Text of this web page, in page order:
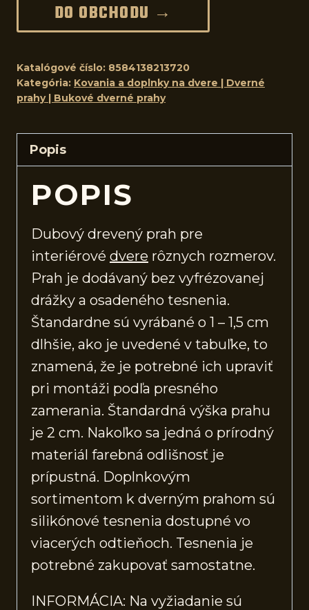
DO OBCHODU →
Katalógové číslo: 8584138213720
Kategória: Kovania a doplnky na dvere | Dverné
prahy | Bukové dverné prahy
Popis
POPIS
Dubový drevený prah pre
interiérové dvere rôznych rozmerov.
Prah je dodávaný bez vyfrézovanej
drážky a osadeného tesnenia.
Štandardne sú vyrábané o 1 – 1,5 cm
dlhšie, ako je uvedené v tabuľke, to
znamená, že je potrebné ich upraviť
pri montáži podľa presného
zamerania. Štandardná výška prahu
je 2 cm. Nakoľko sa jedná o prírodný
materiál farebná odlišnosť je
prípustná. Doplnkovým
sortimentom k dverným prahom sú
silikónové tesnenia dostupné vo
viacerých odtieňoch. Tesnenia je
potrebné zakupovať samostatne.
INFORMÁCIA: Na vyžiadanie sú